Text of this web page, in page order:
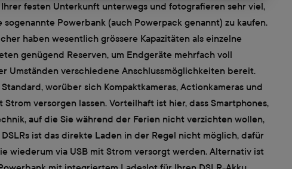
Ihrer festen Unterkunft unterwegs und fotografieren sehr viel,
sogenannte Powerbank (auch Powerpack genannt) zu kaufen.
haben wesentlich grössere Kapazitäten als einzelne
genügend Reserven, um Endgeräte mehrfach voll
Umständen verschiedene Anschlussmöglichkeiten bereit.
worüber sich Kompaktkameras, Actionkameras und
versorgen lassen. Vorteilhaft ist hier, dass Smartphones,
auf die Sie während der Ferien nicht verzichten wollen,
ist das direkte Laden in der Regel nicht möglich, dafür
wiederum via USB mit Strom versorgt werden. Alternativ ist